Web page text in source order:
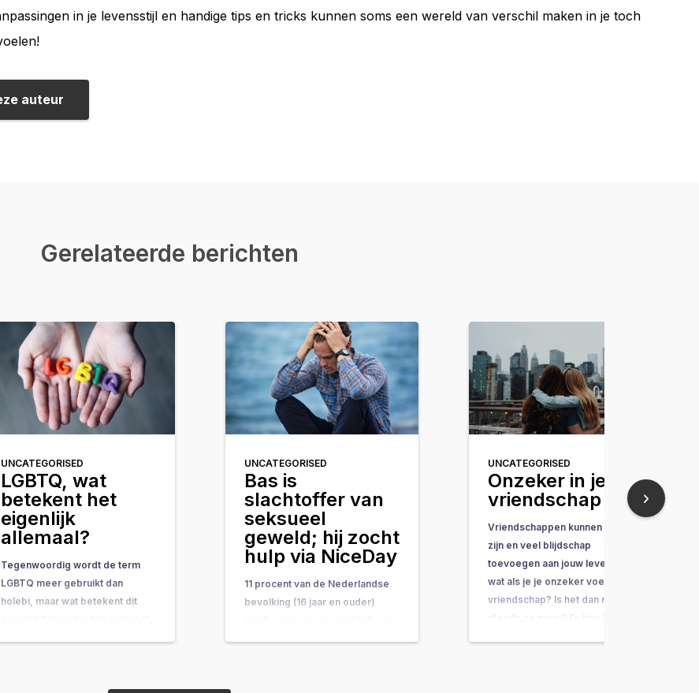
in je levensstijl en handige tips en tricks kunnen soms een wereld van verschil maken in je toch
auteur
Gerelateerde berichten
UNCATEGORISED
LGBTQ, wat
betekent het
eigenlijk
allemaal?
Tegenwoordig wordt de term
LGBTQ meer gebruikt dan
holebi, maar wat betekent dit
UNCATEGORISED
Bas is
slachtoffer van
seksueel
geweld; hij zocht
hulp via NiceDay
11 procent van de Nederlandse
bevolking (16 jaar en ouder)
UNCATEGORISED
Onzeker in je
vriendschap
Vriendschappen kunnen mooi
zijn en veel blijdschap
toevoegen aan jouw leven. Maar
wat als je je onzeker voelt in een
vriendschap? Is het dan nog